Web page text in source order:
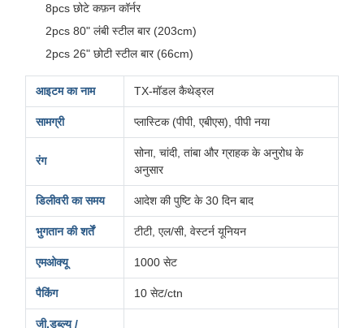
8pcs छोटे कफ़न कॉर्नर
2pcs 80" लंबी स्टील बार (203cm)
2pcs 26" छोटी स्टील बार (66cm)
आइटम का नाम TX-मॉडल कैथेड्रल
सामग्री प्लास्टिक (पीपी, एबीएस), पीपी नया
रंग
सोना, चांदी, तांबा और ग्राहक के अनुरोध के
अनुसार
डिलीवरी का समय आदेश की पुष्टि के 30 दिन बाद
भुगतान की शर्तें टीटी, एल/सी, वेस्टर्न यूनियन
एमओक्यू 1000 सेट
पैकिंग 10 सेट/ctn
जी.डब्ल्यू /